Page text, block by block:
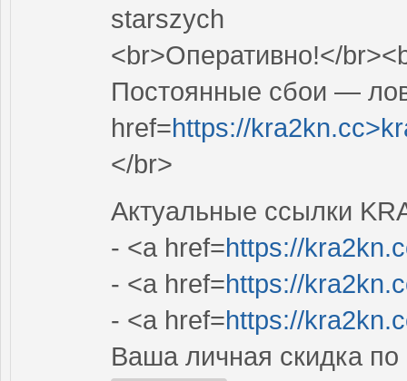
starszych
<br>Оперативно!</
Постоянные сбои —
href=https://
</br>
Актуальные ссылки
- <a href=https://
- <a href=https://
- <a href=https://
Ваша личная скидка